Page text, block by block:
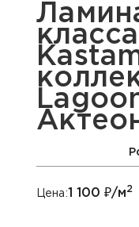
класса
Цена:1 100 ₽/м2